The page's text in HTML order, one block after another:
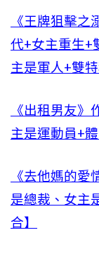
《王牌狙擊
代+女主重生+
主是軍人+雙特
《出租男友
主是運動員+
《去他媽的
是總裁、女主
合】